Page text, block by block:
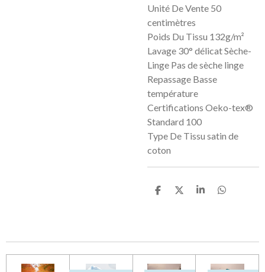
Unité De Vente 50
centimètres
Poids Du Tissu 132g/m²
Lavage 30° délicat Sèche-
Linge Pas de sèche linge
Repassage Basse
température
Certifications Oeko-tex®
Standard 100
Type De Tissu satin de
coton
P
g
P
g
P
g
P
g